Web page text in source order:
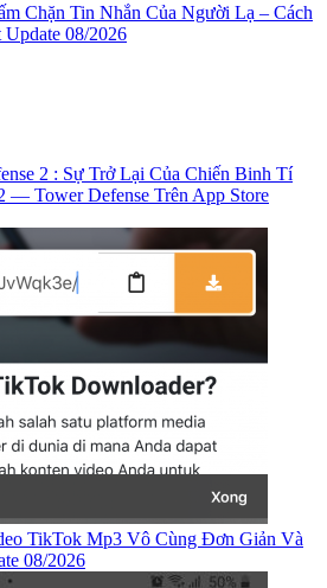
Chặn Tin Nhắn Của Người Lạ – Cách
08/2026
2 : Sự Trở Lại Của Chiến Binh Tí
— Tower Defense Trên App Store
TikTok Mp3 Vô Cùng Đơn Giản Và
08/2026